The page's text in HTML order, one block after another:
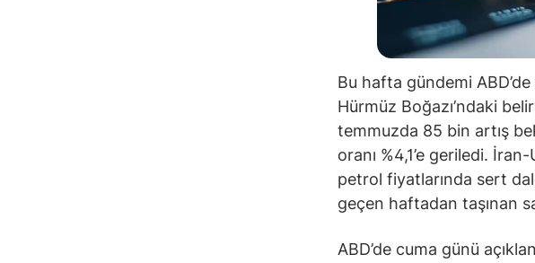
Bu hafta gündemi
Hürmüz Boğazı’ndaki
temmuzda 85 bin artış
oranı %4,1’e geriledi.
petrol fiyatlarında sert
geçen haftadan taşınan
ABD’de cuma günü